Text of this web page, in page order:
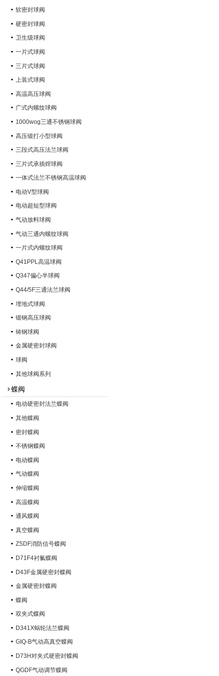
软密封球阀
硬密封球阀
卫生级球阀
一片式球阀
三片式球阀
上装式球阀
高温高压球阀
广式内螺纹球阀
1000wog三通不锈钢球阀
高压锻打小型球阀
三段式高压法兰球阀
三片式承插焊球阀
一体式法兰不锈钢高温球阀
电动V型球阀
电动超短型球阀
气动放料球阀
气动三通内螺纹球阀
一片式内螺纹球阀
Q41PPL高温球阀
Q347偏心半球阀
Q44/5F三通法兰球阀
埋地式球阀
锻钢高压球阀
铸钢球阀
金属硬密封球阀
球阀
其他球阀系列
蝶阀
电动硬密封法兰蝶阀
其他蝶阀
密封蝶阀
不锈钢蝶阀
电动蝶阀
气动蝶阀
伸缩蝶阀
高温蝶阀
通风蝶阀
真空蝶阀
ZSDF消防信号蝶阀
D71F4衬氟蝶阀
D43F金属硬密封蝶阀
金属硬密封蝶阀
蝶阀
双夹式蝶阀
D341X蜗轮法兰蝶阀
GIQ-B气动高真空蝶阀
D73H对夹式硬密封蝶阀
QGDF气动调节蝶阀